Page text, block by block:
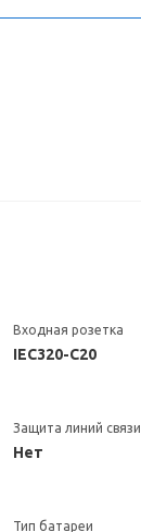
Входная розетка
IEC320-C20
Защита линий связи
Нет
Тип батареи